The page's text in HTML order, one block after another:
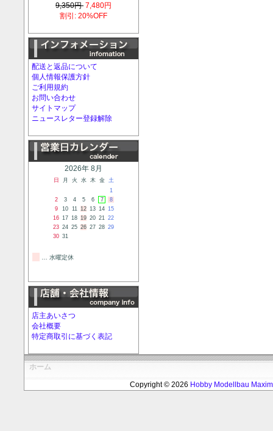
9,350円 7,480円
割引: 20%OFF
配送と返品について
個人情報保護方針
ご利用規約
お問い合わせ
サイトマップ
ニュースレター登録解除
2026年 8月
日 月 火 水 木 金
土
1
2
3 4 5 6 7
8
9
10 11 12 13 14 15
16 17 18 19 20 21 22
23 24 25 26 27 28 29
30 31
… 水曜定休
店主あいさつ
会社概要
特定商取引に基づく表記
ホーム
Copyright © 2026 Hobby Modellbau